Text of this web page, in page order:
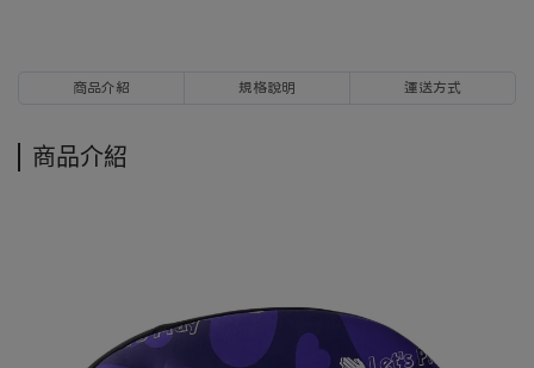
商品介紹 規格說明 運送方式
商品介紹